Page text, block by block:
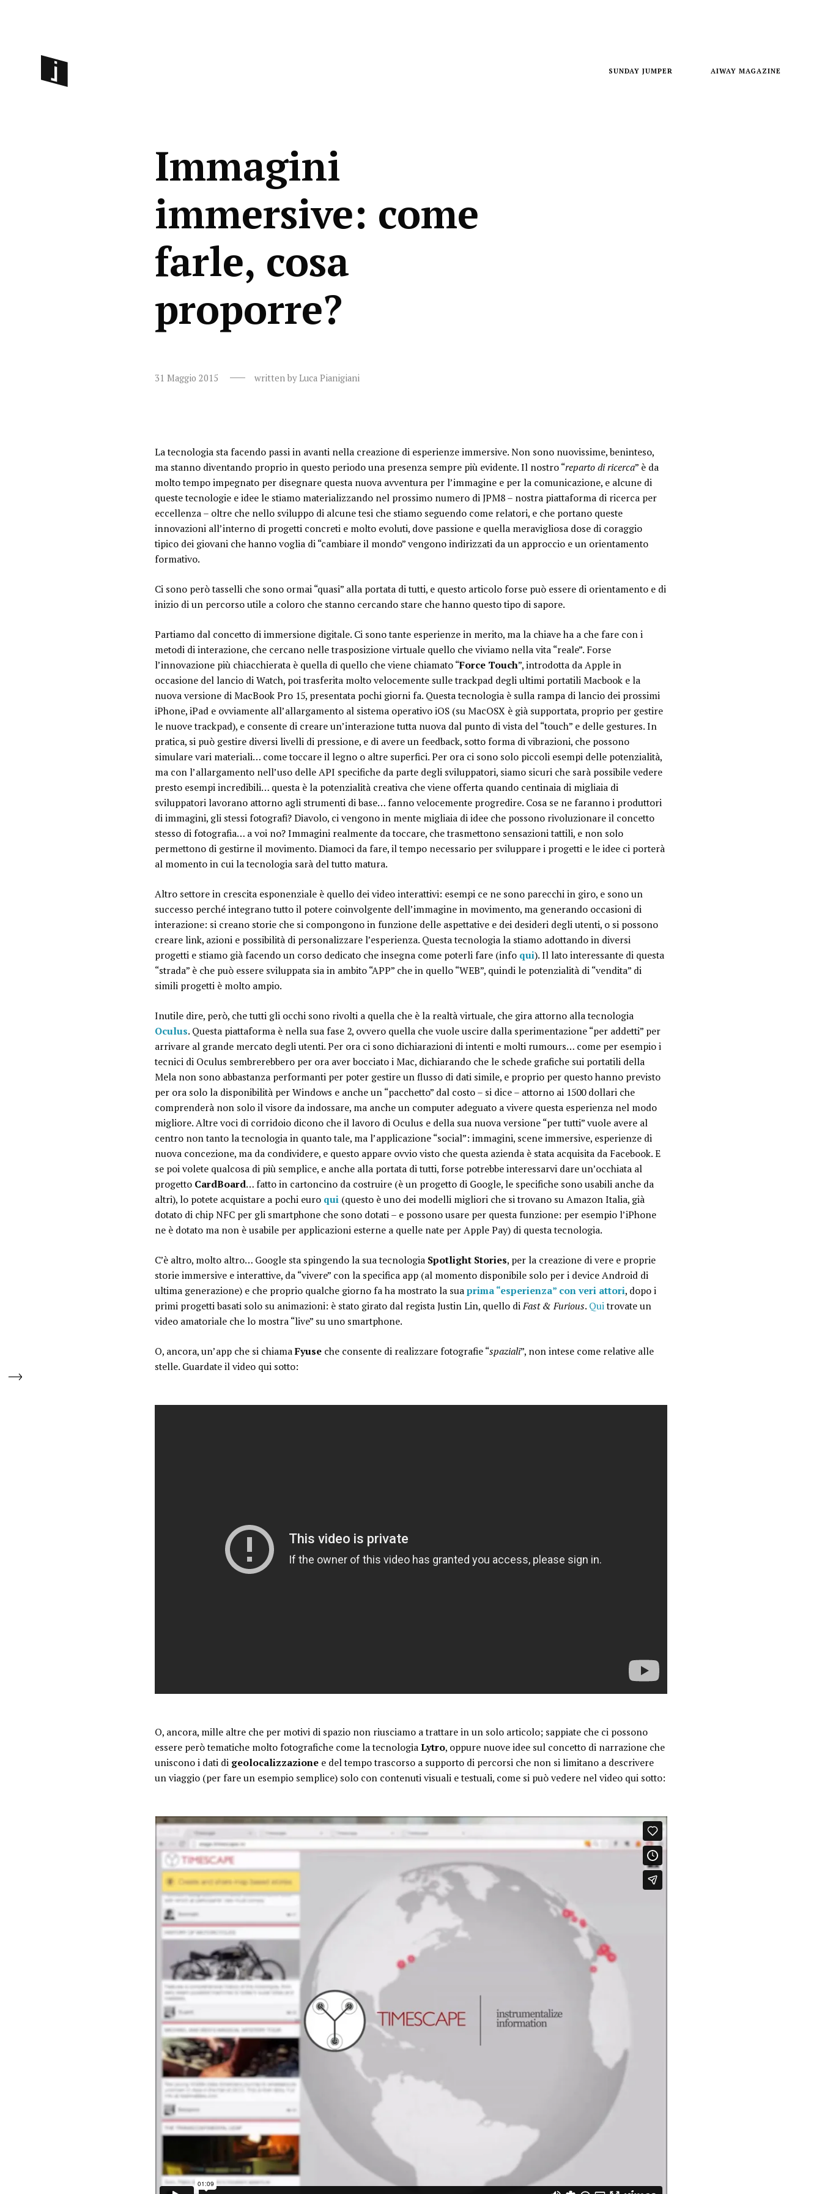
SUNDAY JUMPER AIWAY MAGAZINE
Immagini
immersive: come
farle, cosa
proporre?
31 Maggio 2015 written byLuca Pianigiani
La tecnologia sta facendo passi in avanti nella creazione di esperienze immersive. Non sono nuovissime, beninteso,
ma stanno diventando proprio in questo periodo una presenza sempre più evidente. Il nostro “reparto di ricerca” è da
molto tempo impegnato per disegnare questa nuova avventura per l’immagine e per la comunicazione, e alcune di
queste tecnologie e idee le stiamo materializzando nel prossimo numero di JPM8 – nostra piattaforma di ricerca per
eccellenza – oltre che nello sviluppo di alcune tesi che stiamo seguendo come relatori, e che portano queste
innovazioni all’interno di progetti concreti e molto evoluti, dove passione e quella meravigliosa dose di coraggio
tipico dei giovani che hanno voglia di “cambiare il mondo” vengono indirizzati da un approccio e un orientamento
formativo.
Ci sono però tasselli che sono ormai “quasi” alla portata di tutti, e questo articolo forse può essere di orientamento e di
inizio di un percorso utile a coloro che stanno cercando stare che hanno questo tipo di sapore.
Partiamo dal concetto di immersione digitale. Ci sono tante esperienze in merito, ma la chiave ha a che fare con i
metodi di interazione, che cercano nelle trasposizione virtuale quello che viviamo nella vita “reale”. Forse
l’innovazione più chiacchierata è quella di quello che viene chiamato “Force Touch”, introdotta da Apple in
occasione del lancio di Watch, poi trasferita molto velocemente sulle trackpad degli ultimi portatili Macbook e la
nuova versione di MacBook Pro 15, presentata pochi giorni fa. Questa tecnologia è sulla rampa di lancio dei prossimi
iPhone, iPad e ovviamente all’allargamento al sistema operativo iOS (su MacOSX è già supportata, proprio per gestire
le nuove trackpad), e consente di creare un’interazione tutta nuova dal punto di vista del “touch” e delle gestures. In
pratica, si può gestire diversi livelli di pressione, e di avere un feedback, sotto forma di vibrazioni, che possono
simulare vari materiali… come toccare il legno o altre superfici. Per ora ci sono solo piccoli esempi delle potenzialità,
ma con l’allargamento nell’uso delle API specifiche da parte degli sviluppatori, siamo sicuri che sarà possibile vedere
presto esempi incredibili… questa è la potenzialità creativa che viene offerta quando centinaia di migliaia di
sviluppatori lavorano attorno agli strumenti di base… fanno velocemente progredire. Cosa se ne faranno i produttori
di immagini, gli stessi fotografi? Diavolo, ci vengono in mente migliaia di idee che possono rivoluzionare il concetto
stesso di fotografia… a voi no? Immagini realmente da toccare, che trasmettono sensazioni tattili, e non solo
permettono di gestirne il movimento. Diamoci da fare, il tempo necessario per sviluppare i progetti e le idee ci porterà
al momento in cui la tecnologia sarà del tutto matura.
Altro settore in crescita esponenziale è quello dei video interattivi: esempi ce ne sono parecchi in giro, e sono un
successo perché integrano tutto il potere coinvolgente dell’immagine in movimento, ma generando occasioni di
interazione: si creano storie che si compongono in funzione delle aspettative e dei desideri degli utenti, o si possono
creare link, azioni e possibilità di personalizzare l’esperienza. Questa tecnologia la stiamo adottando in diversi
progetti e stiamo già facendo un corso dedicato che insegna come poterli fare (info qui). Il lato interessante di questa
“strada” è che può essere sviluppata sia in ambito “APP” che in quello “WEB”, quindi le potenzialità di “vendita” di
simili progetti è molto ampio.
Inutile dire, però, che tutti gli occhi sono rivolti a quella che è la realtà virtuale, che gira attorno alla tecnologia
Oculus. Questa piattaforma è nella sua fase 2, ovvero quella che vuole uscire dalla sperimentazione “per addetti” per
arrivare al grande mercato degli utenti. Per ora ci sono dichiarazioni di intenti e molti rumours… come per esempio i
tecnici di Oculus sembrerebbero per ora aver bocciato i Mac, dichiarando che le schede grafiche sui portatili della
Mela non sono abbastanza performanti per poter gestire un flusso di dati simile, e proprio per questo hanno previsto
per ora solo la disponibilità per Windows e anche un “pacchetto” dal costo – si dice – attorno ai 1500 dollari che
comprenderà non solo il visore da indossare, ma anche un computer adeguato a vivere questa esperienza nel modo
migliore. Altre voci di corridoio dicono che il lavoro di Oculus e della sua nuova versione “per tutti” vuole avere al
centro non tanto la tecnologia in quanto tale, ma l’applicazione “social”: immagini, scene immersive, esperienze di
nuova concezione, ma da condividere, e questo appare ovvio visto che questa azienda è stata acquisita da Facebook. E
se poi volete qualcosa di più semplice, e anche alla portata di tutti, forse potrebbe interessarvi dare un’occhiata al
progetto CardBoard… fatto in cartoncino da costruire (è un progetto di Google, le specifiche sono usabili anche da
altri), lo potete acquistare a pochi euro qui (questo è uno dei modelli migliori che si trovano su Amazon Italia, già
dotato di chip NFC per gli smartphone che sono dotati – e possono usare per questa funzione: per esempio l’iPhone
ne è dotato ma non è usabile per applicazioni esterne a quelle nate per Apple Pay) di questa tecnologia.
C’è altro, molto altro… Google sta spingendo la sua tecnologia Spotlight Stories, per la creazione di vere e proprie
storie immersive e interattive, da “vivere” con la specifica app (al momento disponibile solo per i device Android di
ultima generazione) e che proprio qualche giorno fa ha mostrato la suaprima “esperienza” con veri attori, dopo i
primi progetti basati solo su animazioni: è stato girato dal regista Justin Lin, quello diFast & Furious. Quitrovate un
video amatoriale che lo mostra “live” su uno smartphone.
O, ancora, un’app che si chiamaFyuse che consente di realizzare fotografie “spaziali”, non intese come relative alle
stelle. Guardate il video qui sotto:
O, ancora, mille altre che per motivi di spazio non riusciamo a trattare in un solo articolo; sappiate che ci possono
essere però tematiche molto fotografiche come la tecnologiaLytro, oppure nuove idee sul concetto di narrazione che
uniscono i dati di geolocalizzazione e del tempo trascorso a supporto di percorsi che non si limitano a descrivere
un viaggio (per fare un esempio semplice) solo con contenuti visuali e testuali, come si può vedere nel video qui sotto: